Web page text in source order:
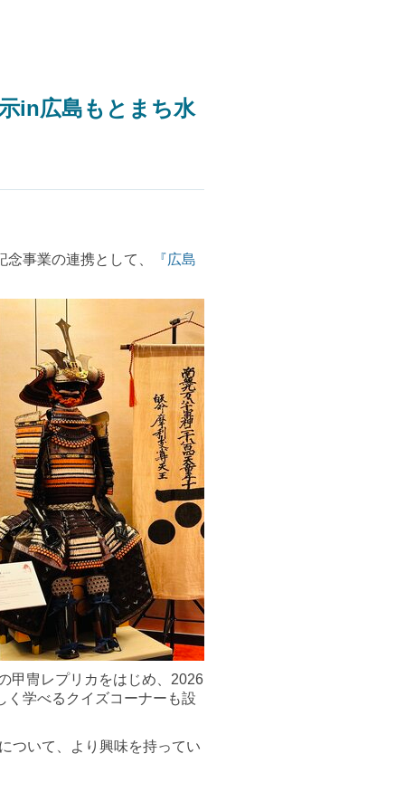
in広島もとまち水
事業の連携として、 『広島
甲冑レプリカをはじめ、2026
く学べるクイズコーナーも設
ついて、より興味を持ってい